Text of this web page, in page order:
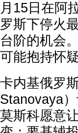
月15日在阿
罗斯下停火
台阶的机会
可能抱持怀疑
卡内基俄罗
Stanovaya
莫斯科愿意